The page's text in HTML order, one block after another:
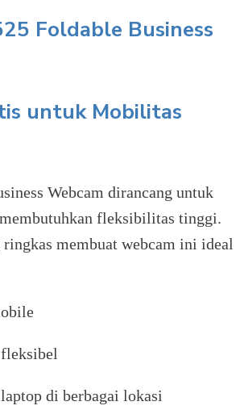
Foldable Business
untuk Mobilitas
Webcam dirancang untuk
fleksibilitas tinggi.
membuat webcam ini ideal
di berbagai lokasi